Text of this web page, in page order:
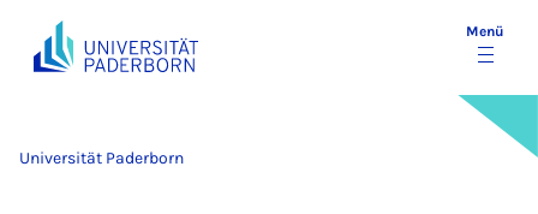
Menü
Universität Paderborn